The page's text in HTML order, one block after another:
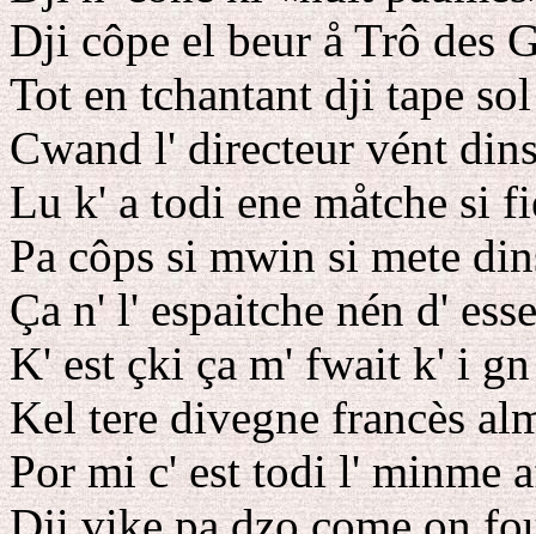
Dji côpe el beur å Trô des
Tot en tchantant dji tape
Cwand l' directeur vént
Lu k' a todi ene måtche si
Pa côps si mwin si mete
Ça n' l' espaitche nén d'
K' est çki ça m' fwait k' i gn
Kel tere divegne francès
Por mi c' est todi l' minme